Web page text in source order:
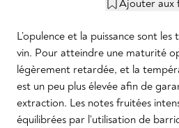
Ajouter aux
L’opulence et la puissance sont
vin. Pour atteindre une maturité
légèrement retardée, et la
est un peu plus élevée afin de
extraction. Les notes fruitées
équilibrées par l’utilisation de